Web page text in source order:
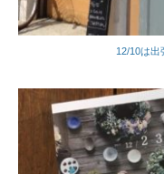
12/10は出